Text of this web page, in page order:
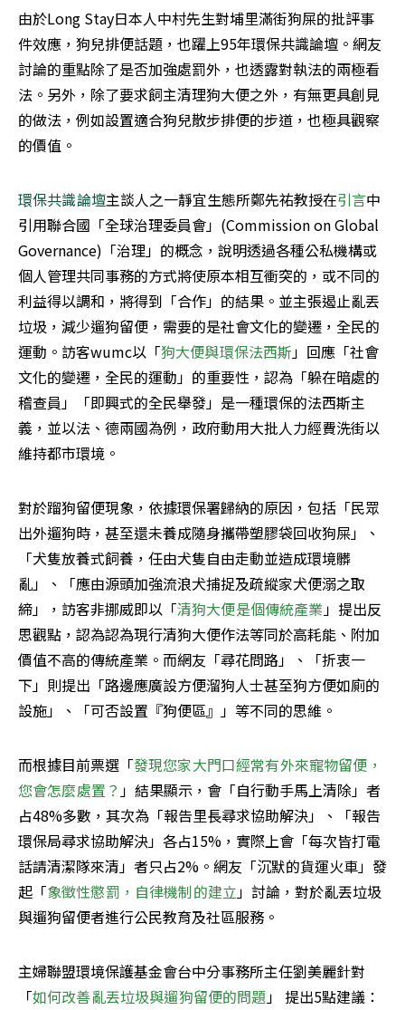
由於Long Stay日本人中村先生對埔里滿街狗屎的批評事
件效應，狗兒排便話題，也躍上95年環保共識論壇。網友
討論的重點除了是否加強處罰外，也透露對執法的兩極看
法。另外，除了要求飼主清理狗大便之外，有無更具創見
的做法，例如設置適合狗兒散步排便的步道，也極具觀察
的價值。
環保共識論壇主談人之一靜宜生態所鄭先祐教授在引言中
引用聯合國「全球治理委員會」(Commission on Global
Governance)「治理」的概念，說明透過各種公私機構或
個人管理共同事務的方式將使原本相互衝突的，或不同的
利益得以調和，將得到「合作」的結果。並主張遏止亂丟
垃圾，減少遛狗留便，需要的是社會文化的變遷，全民的
運動。訪客wumc以「狗大便與環保法西斯」回應「社會
文化的變遷，全民的運動」的重要性，認為「躲在暗處的
稽查員」「即興式的全民舉發」是一種環保的法西斯主
義，並以法、德兩國為例，政府動用大批人力經費洗街以
維持都市環境。
對於蹓狗留便現象，依據環保署歸納的原因，包括「民眾
出外遛狗時，甚至還未養成隨身攜帶塑膠袋回收狗屎」、
「犬隻放養式飼養，任由犬隻自由走動並造成環境髒
亂」、「應由源頭加強流浪犬捕捉及疏縱家犬便溺之取
締」，訪客非挪威即以「清狗大便是個傳統產業」提出反
思觀點，認為認為現行清狗大便作法等同於高耗能、附加
價值不高的傳統產業。而網友「尋花問路」、「折衷一
下」則提出「路邊應廣設方便溜狗人士甚至狗方便如廁的
設施」、「可否設置『狗便區』」等不同的思維。
而根據目前票選「發現您家大門口經常有外來寵物留便，
您會怎麼處置？」結果顯示，會「自行動手馬上清除」者
占48%多數，其次為「報告里長尋求協助解決」、「報告
環保局尋求協助解決」各占15%，實際上會「每次皆打電
話請清潔隊來清」者只占2%。網友「沉默的貨運火車」發
起「象徵性懲罰，自律機制的建立」討論，對於亂丟垃圾
與遛狗留便者進行公民教育及社區服務。
主婦聯盟環境保護基金會台中分事務所主任劉美麗針對
「如何改善亂丟垃圾與遛狗留便的問題」 提出5點建議：